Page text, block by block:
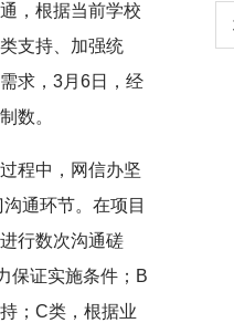
，根据当前学校
支持、加强统
求，3月6日，经
数。
程中，网信办坚
通环节。在项目
行数次沟通磋
保证实施条件；B
；C类，根据业
和践行正确政绩观学习教